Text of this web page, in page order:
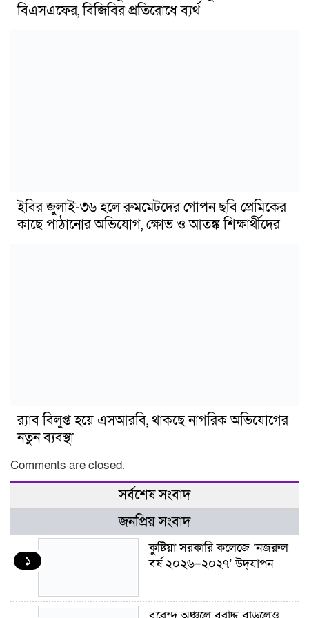
বিএসএফের, বিজিবির প্রতিরোধে ব্যর্থ
ইবির জুলাই-৩৬ হলে রুমমেটদের গোপন ছবি প্রেমিকের
কাছে পাঠানোর অভিযোগ, ক্ষোভ ও আতঙ্ক শিক্ষার্থীদের
র‍্যাব বিলুপ্ত হয়ে এসআরবি, থাকছে নাগরিক অভিযোগের
নতুন ব্যবস্থা
Comments are closed.
সর্বশেষ সংবাদ
জনপ্রিয় সংবাদ
১
কুষ্টিয়া সরকারি কলেজে ‘নজরুল
বর্ষ ২০২৬–২০২৭’ উদ্‌যাপন